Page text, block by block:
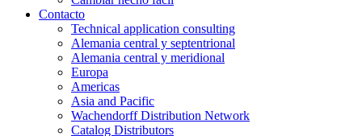
Contacto
Technical application consulting
Alemania central y septentrional
Alemania central y meridional
Europa
Americas
Asia and Pacific
Wachendorff Distribution Network
Catalog Distributors